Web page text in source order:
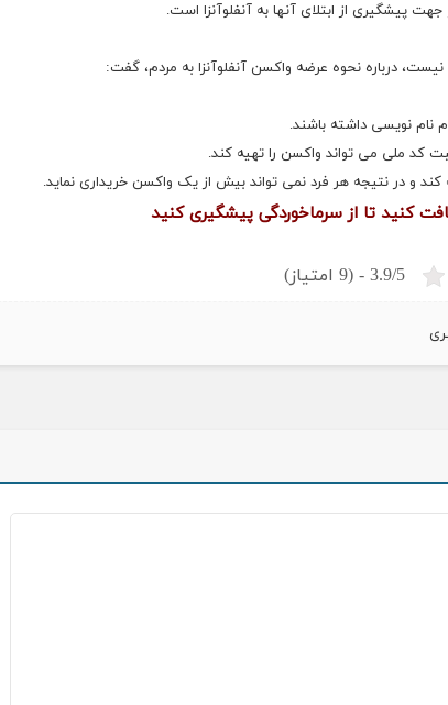
پیشگیری از ابتلای آنها به آنفلوآنزا است.
درباره نحوه عرضه واکسن آنفلوآنزا به مردم، گفت:
نام نویسی داشته باشند.
کد ملی می تواند واکسن را تهیه کند.
و در نتیجه هر فرد نمی تواند بیش از یک واکسن خریداری نماید.
کنید تا از سرماخوردگی پیشگیری کنید
3.9/5 - (9 امتیاز)